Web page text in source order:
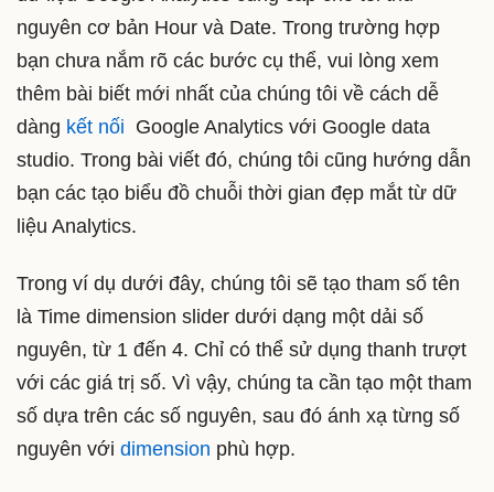
nguyên cơ bản Hour và Date. Trong trường hợp
bạn chưa nắm rõ các bước cụ thể, vui lòng xem
thêm bài biết mới nhất của chúng tôi về cách dễ
dàng kết nối Google Analytics với Google data
studio. Trong bài viết đó, chúng tôi cũng hướng dẫn
bạn các tạo biểu đồ chuỗi thời gian đẹp mắt từ dữ
liệu Analytics.
Trong ví dụ dưới đây, chúng tôi sẽ tạo tham số tên
là Time dimension slider dưới dạng một dải số
nguyên, từ 1 đến 4. Chỉ có thể sử dụng thanh trượt
với các giá trị số. Vì vậy, chúng ta cần tạo một tham
số dựa trên các số nguyên, sau đó ánh xạ từng số
nguyên với dimension phù hợp.